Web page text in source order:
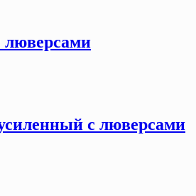
люверсами
с люверсами